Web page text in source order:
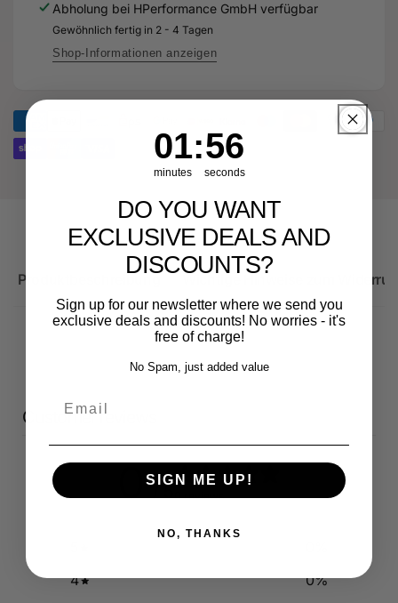
Original
Ersatzteil
für
-
Original
Ersatzteil
Abholung bei HPerformance GmbH verfügbar
Gewöhnlich fertig in 2 - 4 Tagen
Shop-Informationen anzeigen
Produktbeschreibung Wichtige Hinweise zum
Customer reviews
/ 50 reviews
4
0%
Countdown ends in:
1
01
minutes
: 56
56
seconds
DO YOU WANT
EXCLUSIVE DEALS AND
DISCOUNTS?
Sign up for our newsletter where we send you
exclusive deals and discounts! No worries - it's
free of charge!
No Spam, just added value
SIGN ME UP!
NO, THANKS